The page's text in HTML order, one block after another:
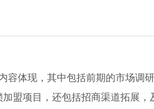
容体现，其中包括前期的市场调
盟项目，还包括招商渠道拓展